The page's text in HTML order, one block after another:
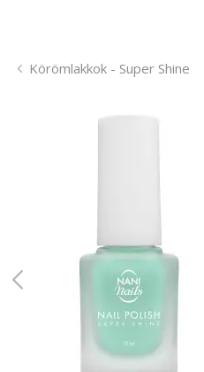
Körömlakkok - Super Shine